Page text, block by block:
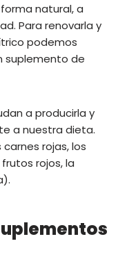
natural, a
Para renovarla y
podemos
suplemento de
a producirla y
a nuestra dieta.
rojas, los
rojos, la